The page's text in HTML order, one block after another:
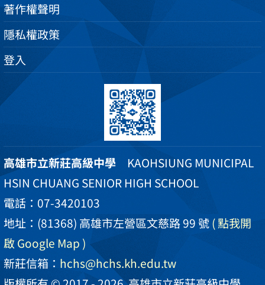
著作權聲明
隱私權政策
登入
高雄市立新莊高級中學 KAOHSIUNG MUNICIPAL
HSIN CHUANG SENIOR HIGH SCHOOL
電話：07-3420103
地址：(81368) 高雄市左營區文慈路 99 號( 點我開
啟 Google Map )
新莊信箱： hchs@hchs.kh.edu.tw